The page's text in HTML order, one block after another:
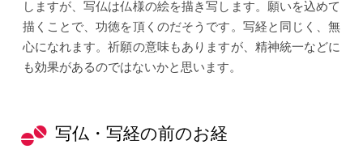
しますが、写仏は仏様の絵を描き写します。願いを込めて
描くことで、功徳を頂くのだそうです。写経と同じく、無
心になれます。祈願の意味もありますが、精神統一などに
も効果があるのではないかと思います。
写仏・写経の前のお経